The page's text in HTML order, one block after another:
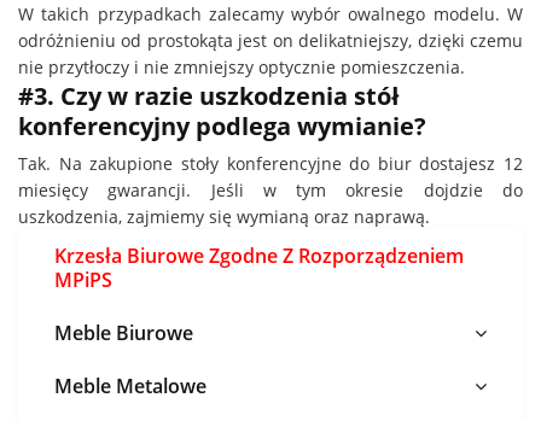
W takich przypadkach zalecamy wybór owalnego modelu. W
odróżnieniu od prostokąta jest on delikatniejszy, dzięki czemu
nie przytłoczy i nie zmniejszy optycznie pomieszczenia.
#3. Czy w razie uszkodzenia stół
konferencyjny podlega wymianie?
Tak. Na zakupione stoły konferencyjne do biur dostajesz 12
miesięcy gwarancji. Jeśli w tym okresie dojdzie do
uszkodzenia, zajmiemy się wymianą oraz naprawą.
Krzesła Biurowe Zgodne Z Rozporządzeniem
MPiPS
Meble Biurowe
Meble Metalowe